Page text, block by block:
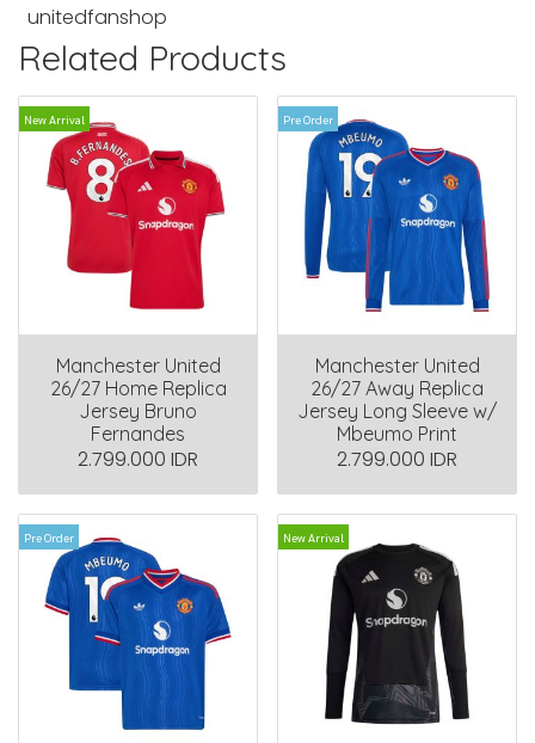
unitedfanshop
Related Products
New Arrival
Manchester United
26/27 Home Replica
Jersey Bruno
Fernandes
2.799.000 IDR
Pre Order
Manchester United
26/27 Away Replica
Jersey Long Sleeve w/
Mbeumo Print
2.799.000 IDR
Pre Order New Arrival